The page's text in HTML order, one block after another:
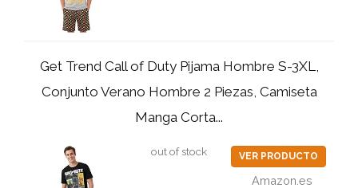
Get Trend Call of Duty Pijama Hombre S-3XL,
Conjunto Verano Hombre 2 Piezas, Camiseta
Manga Corta...
out of stock VER PRODUCTO
Amazon.es